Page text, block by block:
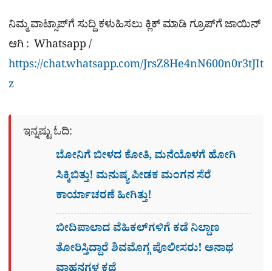
ನಿಮ್ಮ ವಾಟ್ಸಾಪ್​ಗೆ ಸುದ್ದಿ ಕಳುಹಿಸಲು ಕ್ಲಿಕ್​ ಮಾಡಿ ಗ್ರೂಪ್​ಗೆ ಜಾಯಿನ್
ಆಗಿ : Whatsapp /
https://chat.whatsapp.com/JrsZ8He4nN600n0r3tJIt
z
ಇನ್ನಷ್ಟು ಓದಿ:
ಬೋನಿಗೆ ಬೀಳದ ಕೋತಿ, ಮನೆಯೊಳಗೆ ಹೋಗಿ
ಸಿಕ್ಕಿಬಿತ್ತು! ಮನುಷ್ಯ ಪೀಡಕ ಮಂಗನ ಸೆರೆ
ಕಾರ್ಯಾಚರಣೆ ಹೀಗಿತ್ತು!
ಬೀದಿಪಾಲಾದ ವೆಹಿಕಲ್​ಗಳಿಗೆ ಕಡೆ ನಿಲ್ದಾಣ
ತೋರಿಸ್ತಿದ್ದಾರೆ ಶಿವಮೊಗ್ಗ ಪೊಲೀಸರು! ಅನಾಥ